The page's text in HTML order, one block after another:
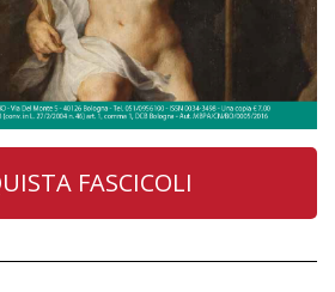
FASCICOLI